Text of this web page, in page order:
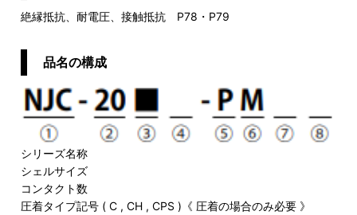
絶縁抵抗、耐電圧、接触抵抗 P78・P79
品名の構成
シリーズ名称
シェルサイズ
コンタクト数
圧着タイプ記号 ( C , CH , CPS )《 圧着の場合のみ必要 》